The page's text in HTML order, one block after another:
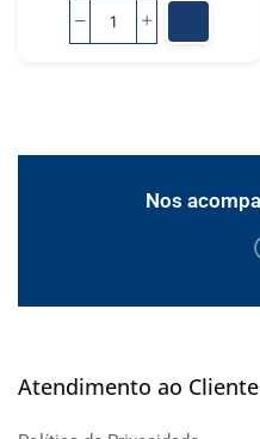
Nos
Atendimento ao Cliente